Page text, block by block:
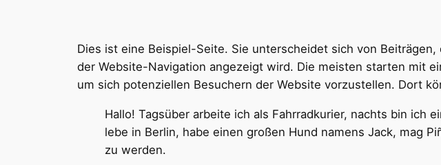
Dies ist eine Beispiel-Seite. Sie unterscheidet sich von
der Website-Navigation angezeigt wird. Die meisten starten mit
um sich potenziellen Besuchern der Website vorzustellen. Dort
Hallo! Tagsüber arbeite ich als Fahrradkurier, nachts bin ich
lebe in Berlin, habe einen großen Hund namens Jack, mag
zu werden.